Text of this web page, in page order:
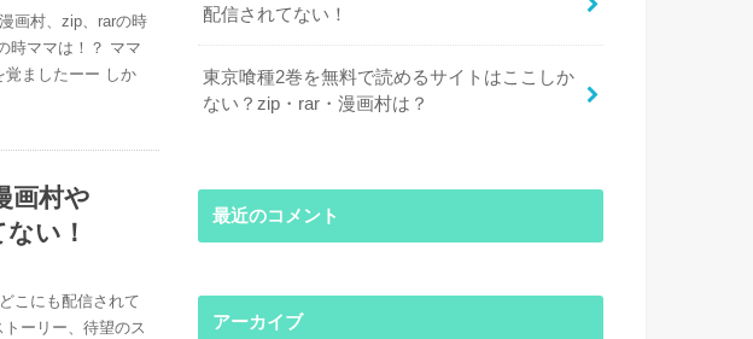
画村、zip、rarの時
時ママは！？ ママ
覚ましたーー しか
画村や
い！
こにも配信されて
ーリー、待望のス
配信されてない！
東京喰種2巻を無料で読めるサイトはここしか
ない？zip・rar・漫画村は？
最近のコメント
アーカイブ